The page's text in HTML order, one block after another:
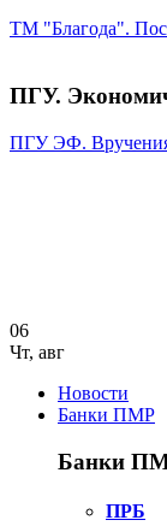
ТМ "Благода".
ПГУ.
ПГУ ЭФ. Вручения
06
Чт, авг
Новости
Банки ПМР
Банки
ПРБ